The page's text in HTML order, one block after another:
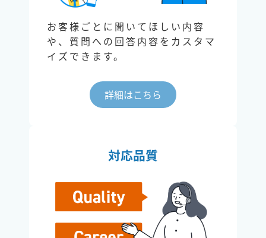
お客様ごとに聞いてほしい内容
や、質問への回答内容をカスタマ
イズできます。
詳細はこちら
対応品質